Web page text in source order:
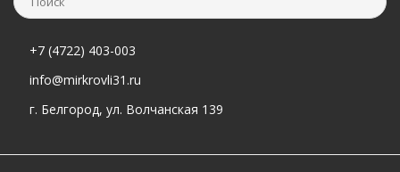
+7 (4722) 403-003
info@mirkrovli31.ru
г. Белгород, ул. Волчанская 139